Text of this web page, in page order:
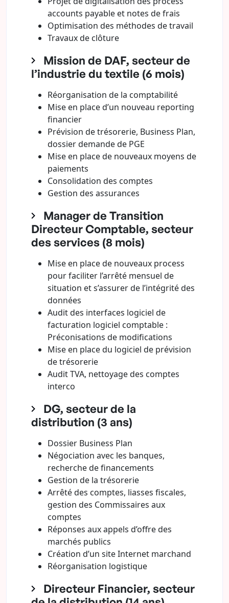
accounts payable et notes de frais
Optimisation des méthodes de travail
Travaux de clôture
Mission de DAF, secteur de
l’industrie du textile (6 mois)
Réorganisation de la comptabilité
Mise en place d’un nouveau reporting
financier
Prévision de trésorerie, Business Plan,
dossier demande de PGE
Mise en place de nouveaux moyens de
paiements
Consolidation des comptes
Gestion des assurances
Manager de Transition
Directeur Comptable, secteur
des services (8 mois)
Mise en place de nouveaux process
pour faciliter l’arrêté mensuel de
situation et s’assurer de l’intégrité des
données
Audit des interfaces logiciel de
facturation logiciel comptable :
Préconisations de modifications
Mise en place du logiciel de prévision
de trésorerie
Audit TVA, nettoyage des comptes
interco
DG, secteur de la
distribution (3 ans)
Dossier Business Plan
Négociation avec les banques,
recherche de financements
Gestion de la trésorerie
Arrêté des comptes, liasses fiscales,
gestion des Commissaires aux
comptes
Réponses aux appels d’offre des
marchés publics
Création d’un site Internet marchand
Réorganisation logistique
Directeur Financier, secteur